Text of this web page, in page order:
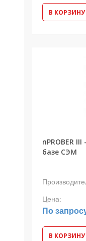
В КОРЗИНУ
nPROBER
базе СЭМ
Цена:
По
В КОРЗИНУ